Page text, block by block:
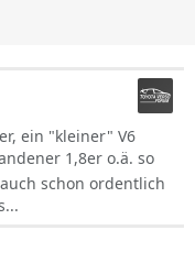
ein "kleiner" V6
1,8er o.ä. so
schon ordentlich